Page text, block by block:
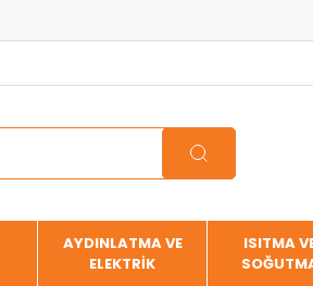
AYDINLATMA VE
ELEKTRİK
ISITMA